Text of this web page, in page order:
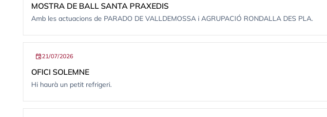
MOSTRA DE BALL SANTA PRAXEDIS
Amb les actuacions de PARADO DE VALLDEMOSSA i AGRUPACIÓ RONDALLA DES PLA.
event21/07/2026
OFICI SOLEMNE
Hi haurà un petit refrigeri.